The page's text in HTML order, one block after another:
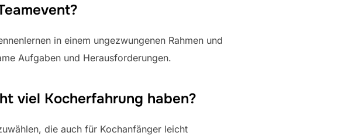
in einem ungezwungenen Rahmen und
Aufgaben und Herausforderungen.
viel Kocherfahrung haben?
die auch für Kochanfänger leicht